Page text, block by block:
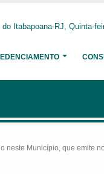
do Itabapoana-RJ, Quinta-
neste Município, que emite